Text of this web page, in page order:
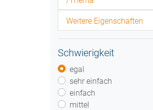
Weitere Eigenschaften
Schwierigkeit
egal
sehr einfach
einfach
mittel